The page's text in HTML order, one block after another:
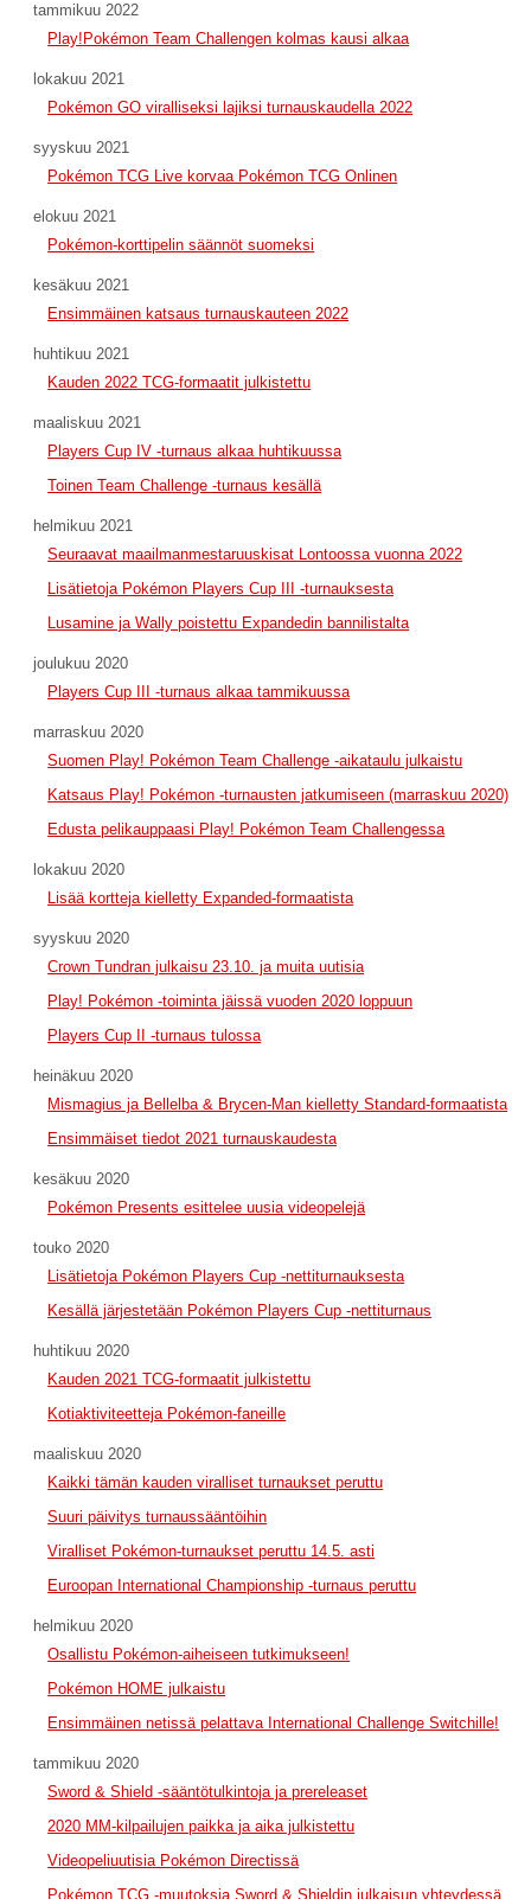
tammikuu 2022
Play!Pokémon Team Challengen kolmas kausi alkaa
lokakuu 2021
Pokémon GO viralliseksi lajiksi turnauskaudella 2022
syyskuu 2021
Pokémon TCG Live korvaa Pokémon TCG Onlinen
elokuu 2021
Pokémon-korttipelin säännöt suomeksi
kesäkuu 2021
Ensimmäinen katsaus turnauskauteen 2022
huhtikuu 2021
Kauden 2022 TCG-formaatit julkistettu
maaliskuu 2021
Players Cup IV -turnaus alkaa huhtikuussa
Toinen Team Challenge -turnaus kesällä
helmikuu 2021
Seuraavat maailmanmestaruuskisat Lontoossa vuonna 2022
Lisätietoja Pokémon Players Cup III -turnauksesta
Lusamine ja Wally poistettu Expandedin bannilistalta
joulukuu 2020
Players Cup III -turnaus alkaa tammikuussa
marraskuu 2020
Suomen Play! Pokémon Team Challenge -aikataulu julkaistu
Katsaus Play! Pokémon -turnausten jatkumiseen (marraskuu 2020)
Edusta pelikauppaasi Play! Pokémon Team Challengessa
lokakuu 2020
Lisää kortteja kielletty Expanded-formaatista
syyskuu 2020
Crown Tundran julkaisu 23.10. ja muita uutisia
Play! Pokémon -toiminta jäissä vuoden 2020 loppuun
Players Cup II -turnaus tulossa
heinäkuu 2020
Mismagius ja Bellelba & Brycen-Man kielletty Standard-formaatista
Ensimmäiset tiedot 2021 turnauskaudesta
kesäkuu 2020
Pokémon Presents esittelee uusia videopelejä
touko 2020
Lisätietoja Pokémon Players Cup -nettiturnauksesta
Kesällä järjestetään Pokémon Players Cup -nettiturnaus
huhtikuu 2020
Kauden 2021 TCG-formaatit julkistettu
Kotiaktiviteetteja Pokémon-faneille
maaliskuu 2020
Kaikki tämän kauden viralliset turnaukset peruttu
Suuri päivitys turnaussääntöihin
Viralliset Pokémon-turnaukset peruttu 14.5. asti
Euroopan International Championship -turnaus peruttu
helmikuu 2020
Osallistu Pokémon-aiheiseen tutkimukseen!
Pokémon HOME julkaistu
Ensimmäinen netissä pelattava International Challenge Switchille!
tammikuu 2020
Sword & Shield -sääntötulkintoja ja prereleaset
2020 MM-kilpailujen paikka ja aika julkistettu
Videopeliuutisia Pokémon Directissä
Pokémon TCG -muutoksia Sword & Shieldin julkaisun yhteydessä